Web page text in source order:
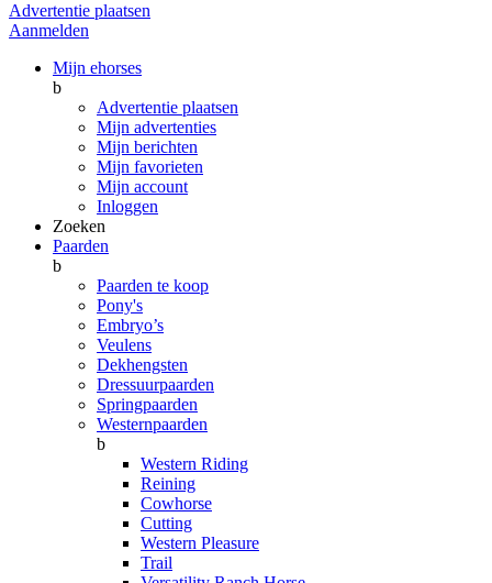
Advertentie plaatsen
Aanmelden
Mijn ehorses
b
Advertentie plaatsen
Mijn advertenties
Mijn berichten
Mijn favorieten
Mijn account
Inloggen
Zoeken
Paarden
b
Paarden te koop
Pony's
Embryo’s
Veulens
Dekhengsten
Dressuurpaarden
Springpaarden
Westernpaarden
b
Western Riding
Reining
Cowhorse
Cutting
Western Pleasure
Trail